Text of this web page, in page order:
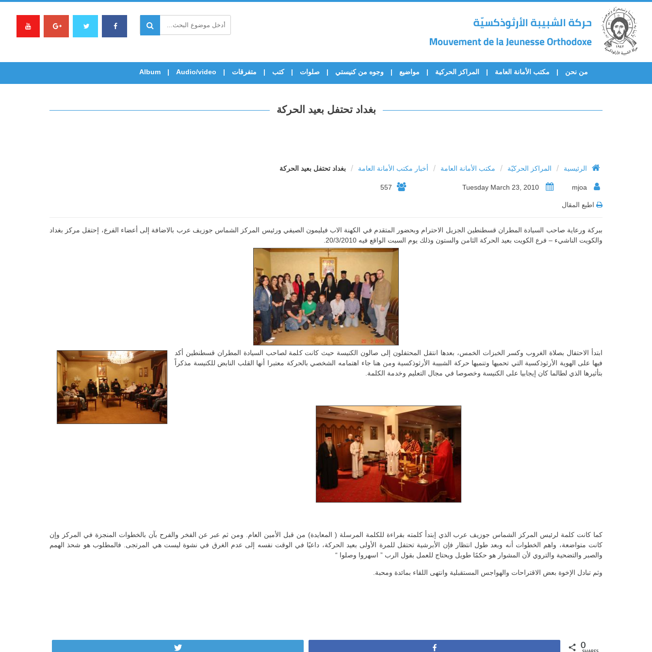
من نحن مكتب الأمانة العامة المراكز الحركية مواضيع وجوه من كنيستي صلوات كتب متفرقات Audio/video
Album
بغداد تحتفل بعيد الحركة
الرئيسية / المراكز الحركيّة / مكتب الأمانة العامة / أخبار مكتب الأمانة العامة / بغداد تحتفل بعيد الحركة
557
اطبع المقال
ببركة ورعاية صاحب السيادة المطران قسطنطين الجزيل الاحترام وبحضور المتقدم في الكهنة الاب فيليمون الصيفي ورئيس المركز الشماس جوزيف عرب بالاضافة إلى أعضاء الفرع، إحتفل مركز بغداد
والكويت الناشيء – فرع الكويت بعيد الحركة الثامن والستون وذلك يوم السبت الواقع فيه 20/3/2010.
ابتدأ الاحتفال بصلاة الغروب وكسر الخبزات الخمس، بعدها انتقل المحتفلون إلى صالون الكنيسة حيث كانت كلمة لصاحب السيادة المطران قسطنطين أكد
فيها على الهوية الأرثوذكسية التي تحميها وتنميها حركة الشبيبة الأرثوذكسية ومن هنا جاء اهتمامه الشخصي بالحركة معتبرا أنها القلب النابض للكنيسة مذكراً
بتأثيرها الذي لطالما كان إيجابيا على الكنيسة وخصوصا في مجال التعليم وخدمة الكلمة.
كما كانت كلمة لرئيس المركز الشماس جوزيف عرب الذي إبتدأ كلمته بقراءة للكلمة المرسلة ( المعايدة) من قبل الأمين العام. ومن ثم عبر عن الفخر والفرح بآن بالخطوات المنجزة في المركز وإن
كانت متواضعة، واهم الخطوات أنه وبعد طول انتظار فإن الأبرشية تحتفل للمرة الأولى بعيد الحركة، داعيًا في الوقت نفسه إلى عدم الغرق في نشوة ليست هي المرتجى. فالمطلوب هو شحذ الهمم
والصبر والتضحية والتروي لأن المشوار هو حكمًا طويل ويحتاج للعمل بقول الرب ” اسهروا وصلوا “
وثم تبادل الإخوة بعض الاقتراحات والهواجس المستقبلية وانتهى اللقاء بمائدة ومحبة.
0